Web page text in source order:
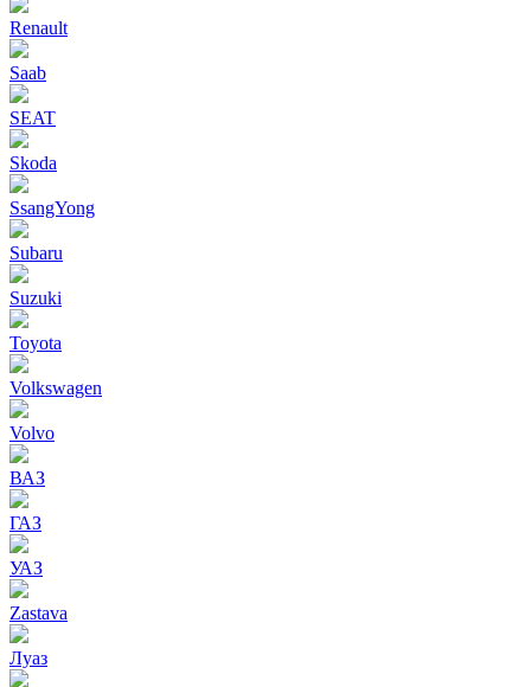
Renault
Saab
SEAT
Skoda
SsangYong
Subaru
Suzuki
Toyota
Volkswagen
Volvo
ВАЗ
ГАЗ
УАЗ
Zastava
Луаз